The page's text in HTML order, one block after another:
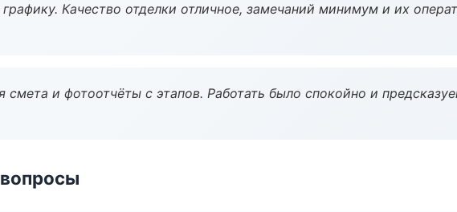
Качество отделки отличное, замечаний минимум и их
смета и фотоотчёты с этапов. Работать было спокойно и